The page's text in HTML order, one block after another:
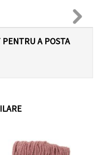
A POSTA